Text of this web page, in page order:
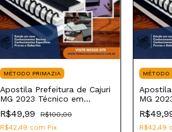
MÉTODO PRIMAZIA
Apostila Prefeitura de Cajuri
MG 2023 Técnico em
Laboratório
R$49,99
R$100,00
R$42,49 com Pix
MÉTODO
MG
R$42,49